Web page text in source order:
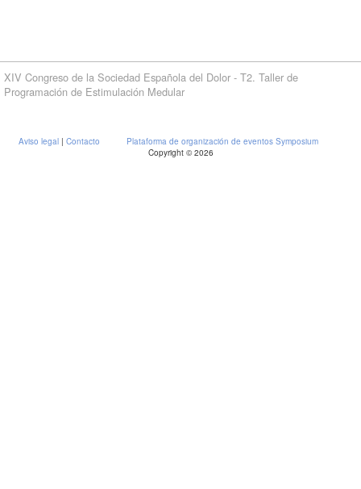
XIV Congreso de la Sociedad Española del Dolor - T2. Taller de
Programación de Estimulación Medular
Aviso legal | Contacto
Plataforma de organización de eventos Symposium
Copyright © 2026